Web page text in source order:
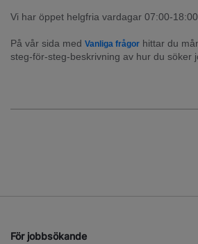
Vi har öppet helgfria vardagar 07:00-18:00.
På vår sida med Vanliga frågor hittar du
steg-för-steg-beskrivning av hur du söker
För jobbsökande